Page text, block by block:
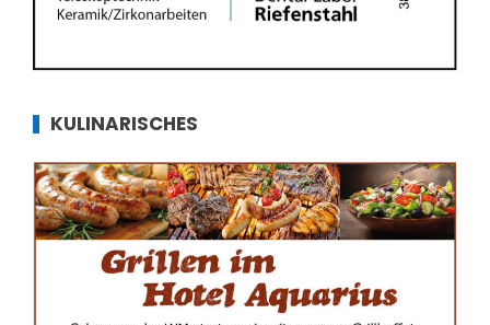
KULINARISCHES